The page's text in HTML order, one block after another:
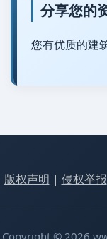
分享您的
您有优质的建
版权声明 | 侵权举报
Copyright © 2026